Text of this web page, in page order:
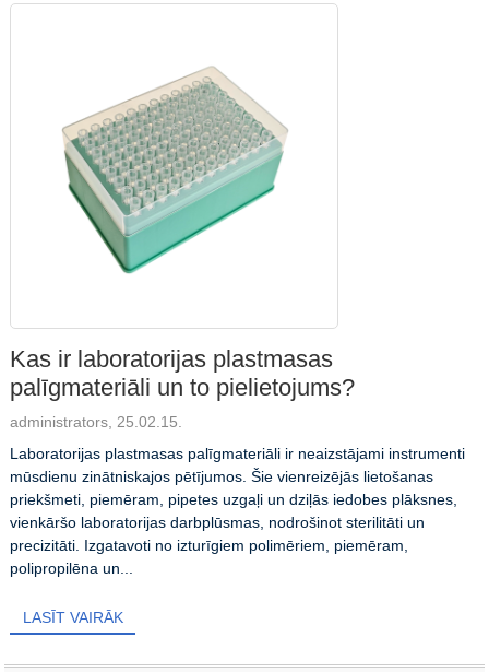
Kas ir laboratorijas plastmasas
palīgmateriāli un to pielietojums?
administrators, 25.02.15.
Laboratorijas plastmasas palīgmateriāli ir neaizstājami instrumenti
mūsdienu zinātniskajos pētījumos. Šie vienreizējās lietošanas
priekšmeti, piemēram, pipetes uzgaļi un dziļās iedobes plāksnes,
vienkāršo laboratorijas darbplūsmas, nodrošinot sterilitāti un
precizitāti. Izgatavoti no izturīgiem polimēriem, piemēram,
polipropilēna un...
LASĪT VAIRĀK